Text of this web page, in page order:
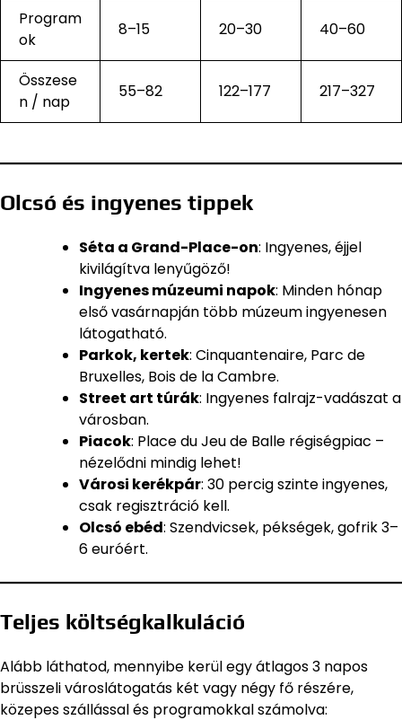
Program
ok
8–15 20–30 40–60
Összese
n / nap
55–82 122–177 217–327
Olcsó és ingyenes tippek
Séta a Grand-Place-on: Ingyenes, éjjel
kivilágítva lenyűgöző!
Ingyenes múzeumi napok: Minden hónap
első vasárnapján több múzeum ingyenesen
látogatható.
Parkok, kertek: Cinquantenaire, Parc de
Bruxelles, Bois de la Cambre.
Street art túrák: Ingyenes falrajz-vadászat a
városban.
Piacok: Place du Jeu de Balle régiségpiac –
nézelődni mindig lehet!
Városi kerékpár: 30 percig szinte ingyenes,
csak regisztráció kell.
Olcsó ebéd: Szendvicsek, pékségek, gofrik 3–
6 euróért.
Teljes költségkalkuláció
Alább láthatod, mennyibe kerül egy átlagos 3 napos
brüsszeli városlátogatás két vagy négy fő részére,
közepes szállással és programokkal számolva: